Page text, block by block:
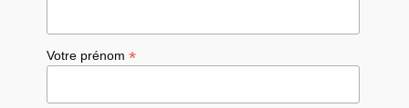
Votre prénom*